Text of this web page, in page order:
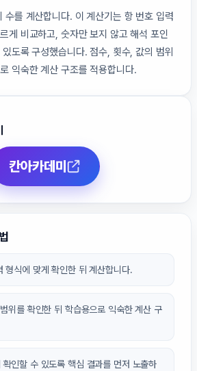
수를 계산합니다. 이 계산기는 항 번호 입력
게 비교하고, 숫자만 보지 않고 해석 포인
도록 구성했습니다. 점수, 횟수, 값의 범위
익숙한 계산 구조를 적용합니다.
칸아카데미
형식에 맞게 확인한 뒤 계산합니다.
위를 확인한 뒤 학습용으로 익숙한 계산 구
확인할 수 있도록 핵심 결과를 먼저 노출하